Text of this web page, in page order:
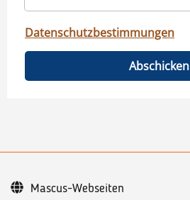
Datenschutzbestimmungen
Abschicken
Mascus-Webseiten